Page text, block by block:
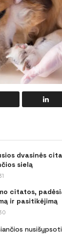
dvasinės
sielą
citatos,
ir pasitikėjimą
nusišypsoti